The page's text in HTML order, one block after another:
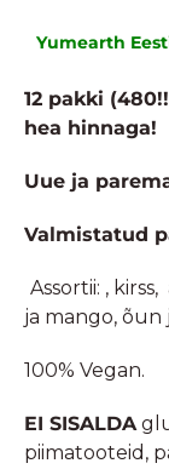
Yumearth
12 pakki
hea hinnaga!
Uue ja
Valmistatud
Assortii: ,
ja mango, õun
100% Vegan.
EI SISALDA
piimatooteid,